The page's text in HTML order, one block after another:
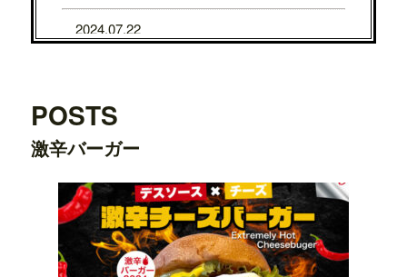
2024.07.22
7/31から8/5まで、京都タカシマヤに、TE
2024.07.22
7/24から7/29まで、大阪タカシマヤに、T
でOPENします。
2024.03.20
横浜ワールドポーターズ店がプレオープ
ンしました。
POSTS
激辛バーガー